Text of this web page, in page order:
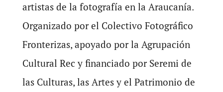
artistas de la fotografía en la Araucanía.
Organizado por el Colectivo Fotográfico
Fronterizas, apoyado por la Agrupación
Cultural Rec y financiado por Seremi de
las Culturas, las Artes y el Patrimonio de